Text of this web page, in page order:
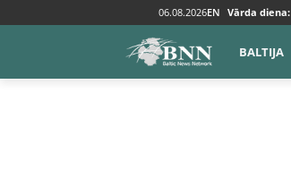
06.08.2026EN Vārda diena:
BALTIJA
Tags Pārtikas cenas Latvijā